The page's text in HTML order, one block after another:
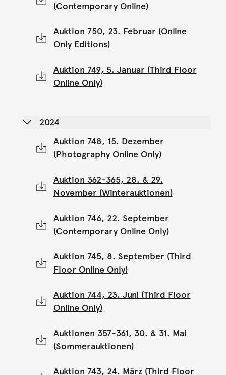
(Contemporary Online)
Auktion 750, 23. Februar (Online
Only Editions)
Auktion 749, 5. Januar (Third Floor
Online Only)
2024
Auktion 748, 15. Dezember
(Photography Online Only)
Auktion 362-365, 28. & 29.
November (Winterauktionen)
Auktion 746, 22. September
(Contemporary Online Only)
Auktion 745, 8. September (Third
Floor Online Only)
Auktion 744, 23. Juni (Third Floor
Online Only)
Auktionen 357-361, 30. & 31. Mai
(Sommerauktionen)
Auktion 743, 24. März (Third Floor